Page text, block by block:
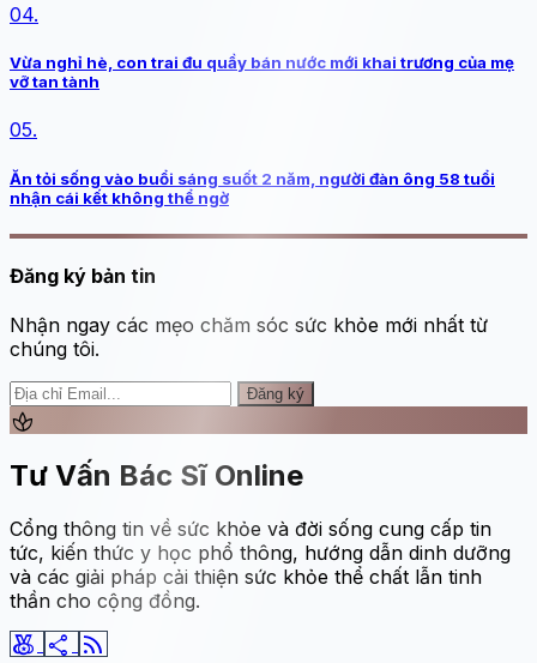
04.
Vừa nghỉ hè, con trai đu quầy bán nước mới khai trương của mẹ
vỡ tan tành
05.
Ăn tỏi sống vào buổi sáng suốt 2 năm, người đàn ông 58 tuổi
nhận cái kết không thể ngờ
Đăng ký bản tin
Nhận ngay các mẹo chăm sóc sức khỏe mới nhất từ
chúng tôi.
Đăng ký
spa
Tư Vấn Bác Sĩ Online
Cổng thông tin về sức khỏe và đời sống cung cấp tin
tức, kiến thức y học phổ thông, hướng dẫn dinh dưỡng
và các giải pháp cải thiện sức khỏe thể chất lẫn tinh
thần cho cộng đồng.
social_leaderboard share rss_feed